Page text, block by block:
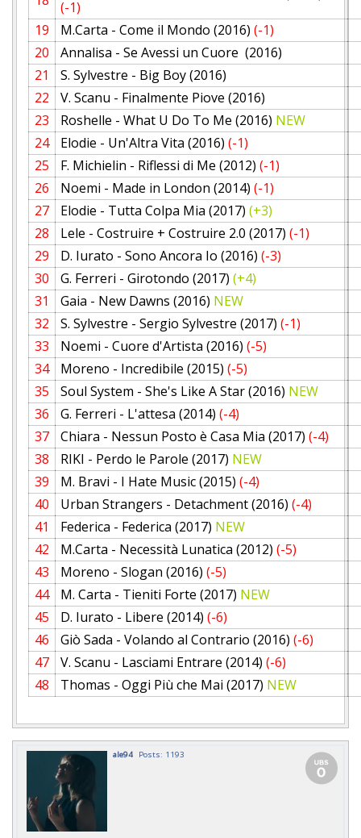
(-1)
19
M.Carta - Come il Mondo (2016) (-1)
20
Annalisa - Se Avessi un Cuore (2016)
21
S. Sylvestre - Big Boy (2016)
22
V. Scanu - Finalmente Piove (2016)
23
Roshelle - What U Do To Me (2016) NEW
24
Elodie - Un'Altra Vita (2016) (-1)
25
F. Michielin - Riflessi di Me (2012) (-1)
26
Noemi - Made in London (2014) (-1)
27
Elodie - Tutta Colpa Mia (2017) (+3)
28
Lele - Costruire + Costruire 2.0 (2017) (-1)
29
D. Iurato - Sono Ancora Io (2016) (-3)
30
G. Ferreri - Girotondo (2017) (+4)
31
Gaia - New Dawns (2016) NEW
32
S. Sylvestre - Sergio Sylvestre (2017) (-1)
33
Noemi - Cuore d'Artista (2016) (-5)
34
Moreno - Incredibile (2015) (-5)
35
Soul System - She's Like A Star (2016) NEW
36
G. Ferreri - L'attesa (2014) (-4)
37
Chiara - Nessun Posto è Casa Mia (2017) (-4)
38
RIKI - Perdo le Parole (2017) NEW
39
M. Bravi - I Hate Music (2015) (-4)
40
Urban Strangers - Detachment (2016) (-4)
41
Federica - Federica (2017) NEW
42
M.Carta - Necessità Lunatica (2012) (-5)
43
Moreno - Slogan (2016) (-5)
44
M. Carta - Tieniti Forte (2017) NEW
45
D. Iurato - Libere (2014) (-6)
46
Giò Sada - Volando al Contrario (2016) (-6)
47
V. Scanu - Lasciami Entrare (2014) (-6)
48
Thomas - Oggi Più che Mai (2017) NEW
ale94 Posts: 1193